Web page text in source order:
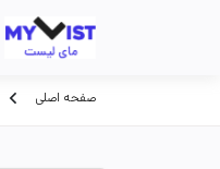
صفحه اصلی